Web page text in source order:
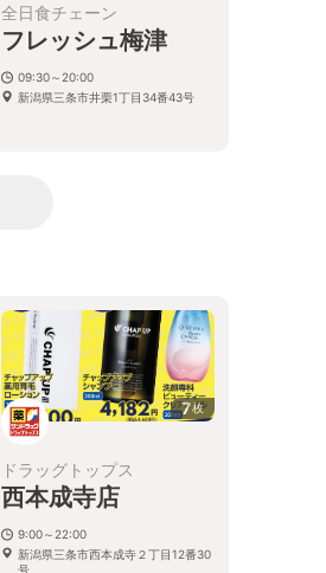
全日食チェーン
フレッシュ梅津
09:30～20:00
新潟県三条市井栗1丁目34番43号
7枚
ドラッグトップス
西本成寺店
9:00～22:00
新潟県三条市西本成寺２丁目12番30
号